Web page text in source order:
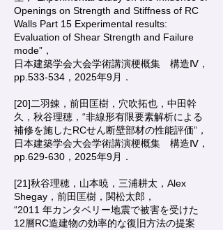
Openings on Strength and Stiffness of RC
Walls Part 15 Experimental results:
Evaluation of Shear Strength and Failure
mode”，
日本建築学会大会学術講演梗概集 構造Ⅳ，
pp.533-534，2025年9月．
[20]二羽錬，前田匡樹，穴吹拓也，中田幹
久，秋谷理穂，“非線形有限要素解析による
補修を施したRCせん断壁部材の性能評価”，
日本建築学会大会学術講演梗概集 構造Ⅳ，
pp.629-630，2025年9月．
[21]秋谷理穂，山本暁，三浦耕太，Alex
Shegay，前田匡樹，関松太郎，
“2011 年カンタベリー地震で被害を受けた
12層RC造建物の効率的な復旧方法の提案